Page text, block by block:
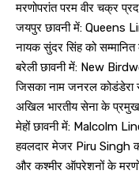
मरणोपरांत परम वीर चक्र
जयपुर छावनी में: Queens
नायक सुंदर सिंह को सम्मानित
बरेली छावनी में: New
जिसका नाम जनरल कोडंडेरा
अखिल भारतीय सेना के
मेहों छावनी में: Malcolm
हवलदार मेजर Piru Singh
और कश्मीर ऑपरेशनों के